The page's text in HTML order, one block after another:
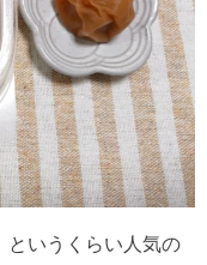
というくらい人気の